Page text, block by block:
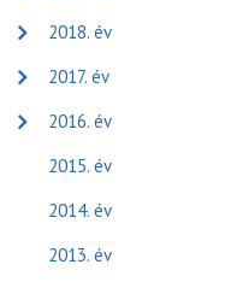
2018. év
2017. év
2016. év
2015. év
2014. év
2013. év